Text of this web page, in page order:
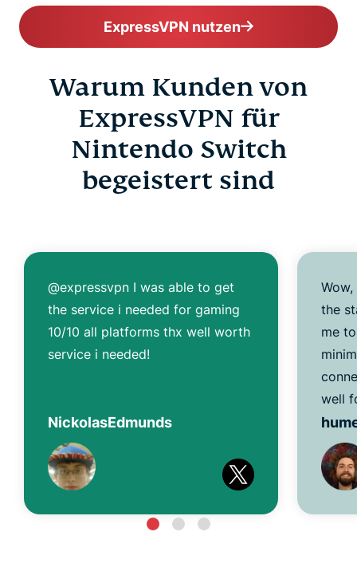
ExpressVPN nutzen
Warum Kunden von
ExpressVPN für
Nintendo Switch
begeistert sind
@expressvpn I was able to get
the service i needed for gaming
10/10 all platforms thx well worth
service i needed!
NickolasEdmunds
the
me
well